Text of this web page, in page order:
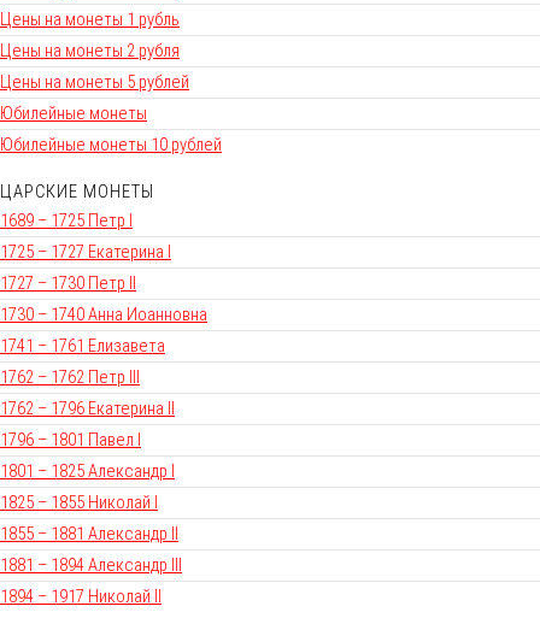
Цены на монеты 1 рубль
Цены на монеты 2 рубля
Цены на монеты 5 рублей
Юбилейные монеты
Юбилейные монеты 10 рублей
ЦАРСКИЕ МОНЕТЫ
1689 – 1725 Петр I
1725 – 1727 Екатерина I
1727 – 1730 Петр II
1730 – 1740 Анна Иоанновна
1741 – 1761 Елизавета
1762 – 1762 Петр III
1762 – 1796 Екатерина II
1796 – 1801 Павел I
1801 – 1825 Александр I
1825 – 1855 Николай I
1855 – 1881 Александр II
1881 – 1894 Александр III
1894 – 1917 Николай II